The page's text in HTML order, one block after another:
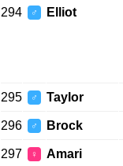
294 ♂ Elliot
295 ♂ Taylor
296 ♂ Brock
297 ♀ Amari